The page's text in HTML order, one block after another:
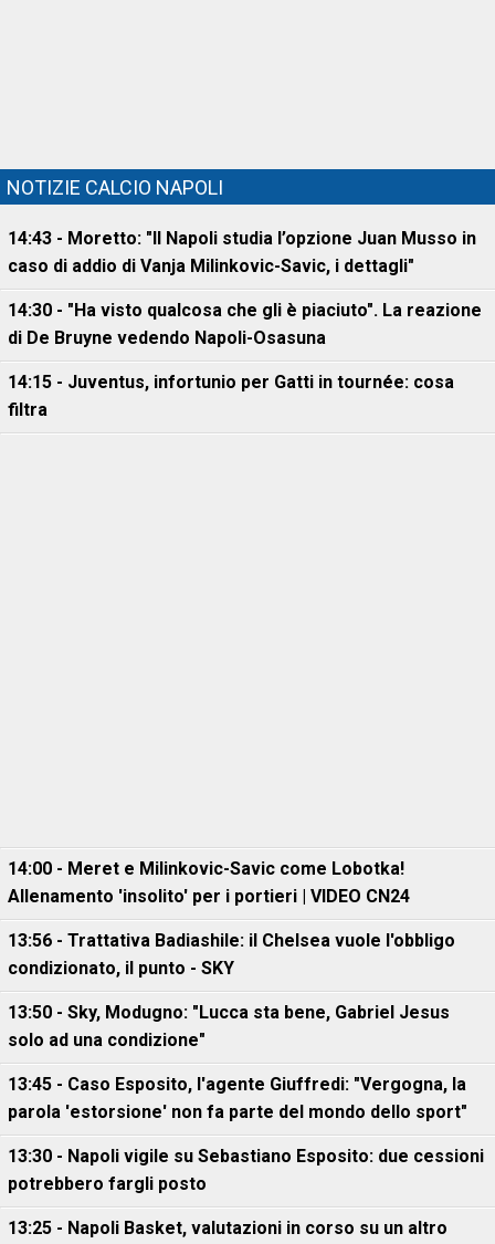
NOTIZIE CALCIO NAPOLI
14:43 - Moretto: "Il Napoli studia l’opzione Juan Musso in
caso di addio di Vanja Milinkovic-Savic, i dettagli"
14:30 - "Ha visto qualcosa che gli è piaciuto". La reazione
di De Bruyne vedendo Napoli-Osasuna
14:15 - Juventus, infortunio per Gatti in tournée: cosa
filtra
14:00 - Meret e Milinkovic-Savic come Lobotka!
Allenamento 'insolito' per i portieri | VIDEO CN24
13:56 - Trattativa Badiashile: il Chelsea vuole l'obbligo
condizionato, il punto - SKY
13:50 - Sky, Modugno: "Lucca sta bene, Gabriel Jesus
solo ad una condizione"
13:45 - Caso Esposito, l'agente Giuffredi: "Vergogna, la
parola 'estorsione' non fa parte del mondo dello sport"
13:30 - Napoli vigile su Sebastiano Esposito: due cessioni
potrebbero fargli posto
13:25 - Napoli Basket, valutazioni in corso su un altro